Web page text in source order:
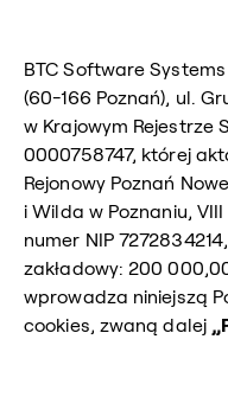
BTC Software
(60-166 Poznań), ul.
w Krajowym Rejestrze
0000758747, której
Rejonowy Poznań
i Wilda w Poznaniu,
numer NIP
zakładowy: 200
wprowadza niniejszą
cookies, zwaną dalej